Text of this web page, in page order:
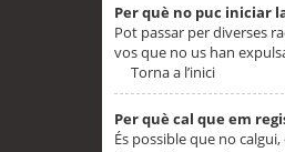
Per què no puc iniciar
Pot passar per diverses
vos que no us han
Torna a l’inici
Per què cal que em
És possible que no